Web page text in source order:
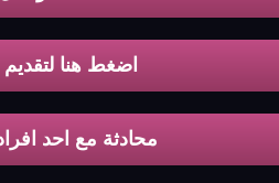
اضغط هنا
محادثة مع احد